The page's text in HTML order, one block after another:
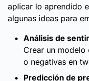
aplicar lo aprendido
algunas ideas para
Análisis de
Crear un
o negativas en
Predicción de